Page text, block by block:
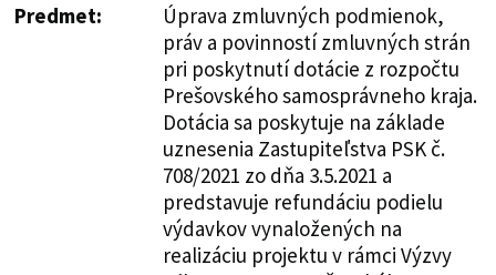
Predmet:
Úprava zmluvných podmienok,
práv a povinností zmluvných strán
pri poskytnutí dotácie z rozpočtu
Prešovského samosprávneho kraja.
Dotácia sa poskytuje na základe
uznesenia Zastupiteľstva PSK č.
708/2021 zo dňa 3.5.2021 a
predstavuje refundáciu podielu
výdavkov vynaložených na
realizáciu projektu v rámci Výzvy